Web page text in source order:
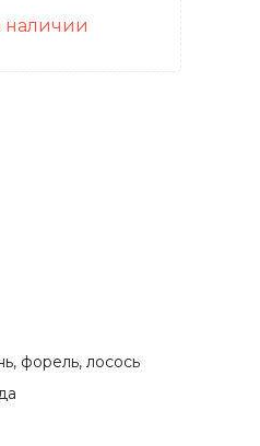
наличии
форель, лосось